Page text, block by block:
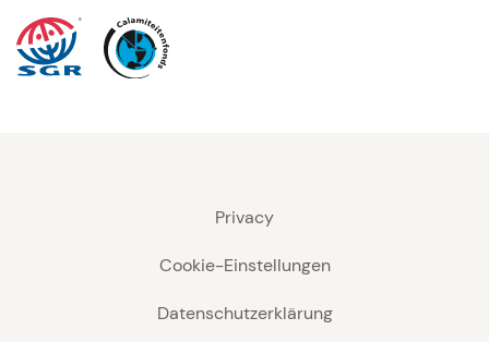
Privacy
Cookie-Einstellungen
Datenschutzerklärung